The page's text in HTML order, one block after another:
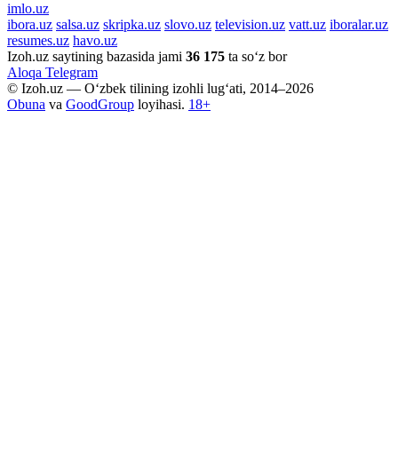
imlo.uz
ibora.uz salsa.uz skripka.uz slovo.uz television.uz vatt.uz iboralar.uz
resumes.uz havo.uz
Izoh.uz saytining bazasida jami 36 175 ta so‘z bor
Aloqa Telegram
© Izoh.uz — O‘zbek tilining izohli lug‘ati, 2014–2026
Obuna va GoodGroup loyihasi. 18+